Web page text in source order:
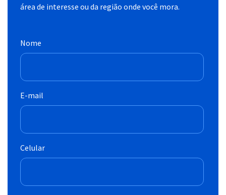
área de interesse ou da região onde você mora.
Nome
E-mail
Celular